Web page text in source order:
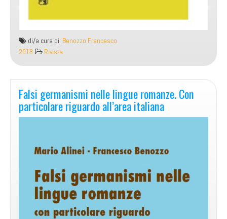
di/a cura di: Benozzo Francesco
2018
Rivista
Falsi germanismi nelle lingue romanze. Con
particolare riguardo all’area italiana